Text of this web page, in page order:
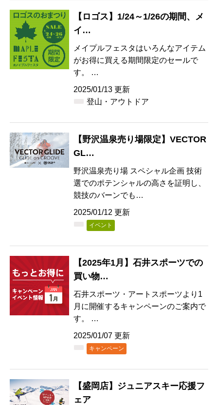
【ロゴス】1/24～1/26の期間、メ
イ…
メイプルフェスタはいろんなアイテム
がお得に買える期間限定のセールで
す。 …
2025/01/13 更新
登山・アウトドア
【野沢温泉売り場限定】VECTOR
GL…
野沢温泉売り場 スペシャル企画 技術
選でのポテンシャルの高さを証明し、
競技のバーンでも…
2025/01/12 更新
イベント
【2025年1月】石井スポーツでの
買い物…
石井スポーツ・アートスポーツより1
月に開催するキャンペーンのご案内で
す。 …
2025/01/07 更新
キャンペーン
【盛岡店】ジュニアスキー応援フ
ェア